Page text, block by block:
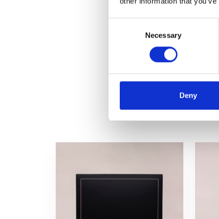
Necessary
Deny